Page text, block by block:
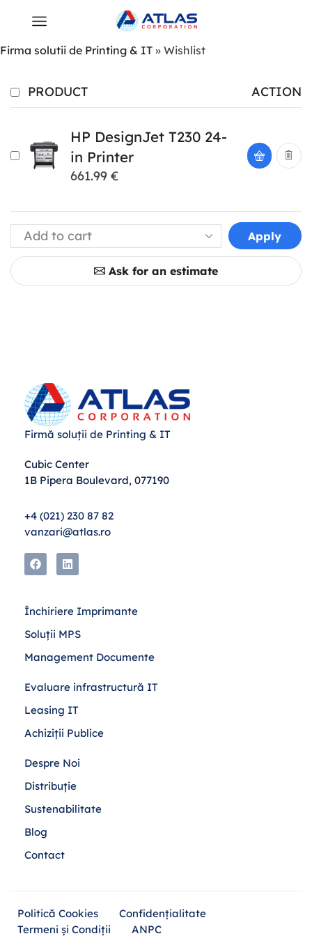
Firma solutii de Printing & IT » Wishlist
PRODUCT ACTION
HP DesignJet T230 24-
in Printer
661.99 €
Apply
Ask for an estimate
Firmă soluții de Printing & IT
Cubic Center
1B Pipera Boulevard, 077190
+4 (021) 230 87 82
vanzari@atlas.ro
Închiriere Imprimante
Soluții MPS
Management Documente
Evaluare infrastructură IT
Leasing IT
Achiziții Publice
Despre Noi
Distribuție
Sustenabilitate
Blog
Contact
Politică Cookies
Confidențialitate
Termeni și Condiții
ANPC